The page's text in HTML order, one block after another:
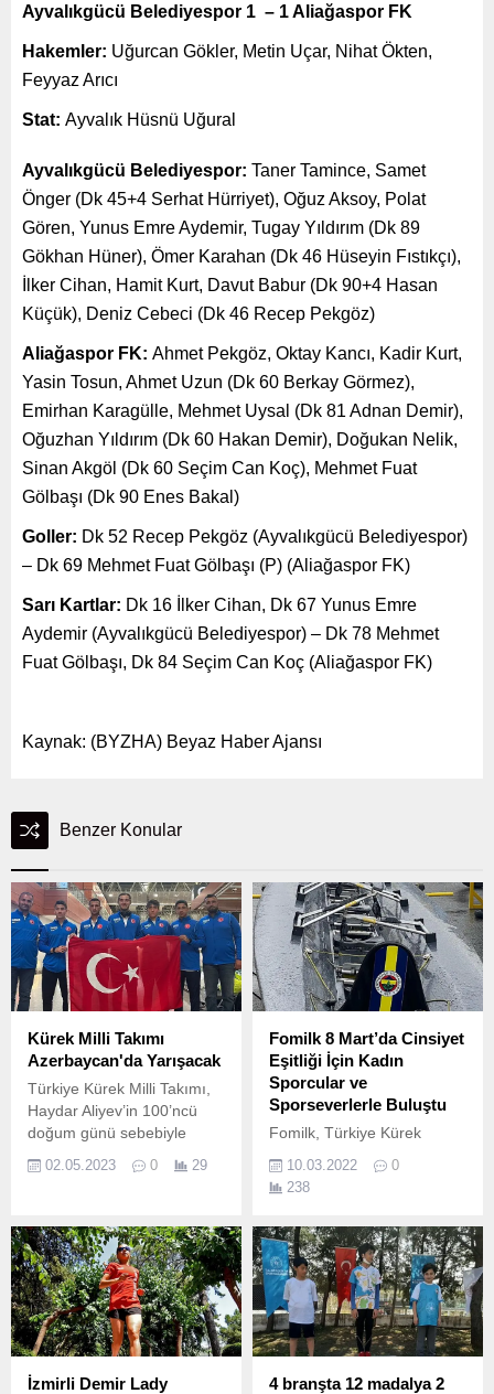
Ayvalıkgücü Belediyespor 1 – 1 Aliağaspor FK
Hakemler: Uğurcan Gökler, Metin Uçar, Nihat Ökten,
Feyyaz Arıcı
Stat: Ayvalık Hüsnü Uğural
Ayvalıkgücü Belediyespor: Taner Tamince, Samet
Önger (Dk 45+4 Serhat Hürriyet), Oğuz Aksoy, Polat
Gören, Yunus Emre Aydemir, Tugay Yıldırım (Dk 89
Gökhan Hüner), Ömer Karahan (Dk 46 Hüseyin Fıstıkçı),
İlker Cihan, Hamit Kurt, Davut Babur (Dk 90+4 Hasan
Küçük), Deniz Cebeci (Dk 46 Recep Pekgöz)
Aliağaspor FK: Ahmet Pekgöz, Oktay Kancı, Kadir Kurt,
Yasin Tosun, Ahmet Uzun (Dk 60 Berkay Görmez),
Emirhan Karagülle, Mehmet Uysal (Dk 81 Adnan Demir),
Oğuzhan Yıldırım (Dk 60 Hakan Demir), Doğukan Nelik,
Sinan Akgöl (Dk 60 Seçim Can Koç), Mehmet Fuat
Gölbaşı (Dk 90 Enes Bakal)
Goller: Dk 52 Recep Pekgöz (Ayvalıkgücü Belediyespor)
– Dk 69 Mehmet Fuat Gölbaşı (P) (Aliağaspor FK)
Sarı Kartlar: Dk 16 İlker Cihan, Dk 67 Yunus Emre
Aydemir (Ayvalıkgücü Belediyespor) – Dk 78 Mehmet
Fuat Gölbaşı, Dk 84 Seçim Can Koç (Aliağaspor FK)
Kaynak: (BYZHA) Beyaz Haber Ajansı
Benzer Konular
Kürek Milli Takımı
Azerbaycan'da Yarışacak
Türkiye Kürek Milli Takımı,
Haydar Aliyev’in 100’ncü
doğum günü sebebiyle
Azerbaycan
sporcu ile yarışacak.
02.05.2023 0 29
Fomilk 8 Mart’da Cinsiyet
Eşitliği İçin Kadın
Sporcular ve
Sporseverlerle Buluştu
Fomilk, Türkiye Kürek
Komisyonu’nun 8 Mart
Dünya Kadınlar Günü’ne
kürek etkinliğinde Fomilkbar
ile sporcuları destekledi.
10.03.2022
0
238
İzmirli Demir Lady
4 branşta 12 madalya 2